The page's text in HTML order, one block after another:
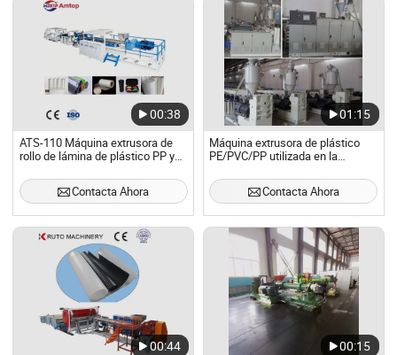
00:38
ATS-110 Máquina extrusora de
rollo de lámina de plástico PP y
para vaso de plástico desechable
Contacta Ahora
01:15
Máquina extrusora de plástico
PE/PVC/PP utilizada en la
PVC
Contacta Ahora
00:44 00:15